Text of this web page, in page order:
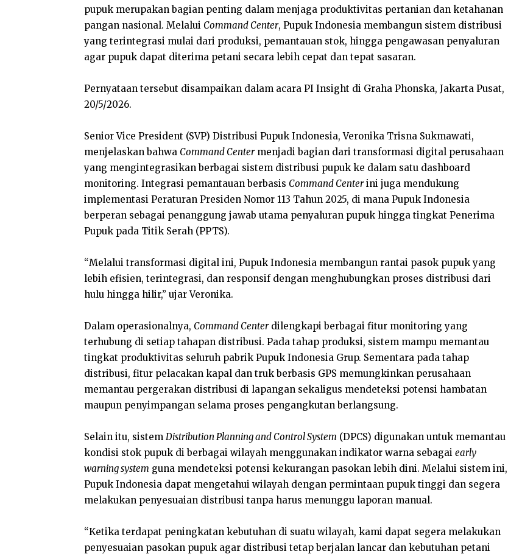
pupuk merupakan bagian penting dalam menjaga produktivitas pertanian dan ketahanan
pangan nasional. Melalui Command Center, Pupuk Indonesia membangun sistem distribusi
yang terintegrasi mulai dari produksi, pemantauan stok, hingga pengawasan penyaluran
agar pupuk dapat diterima petani secara lebih cepat dan tepat sasaran.
Pernyataan tersebut disampaikan dalam acara PI Insight di Graha Phonska, Jakarta Pusat,
20/5/2026.
Senior Vice President (SVP) Distribusi Pupuk Indonesia, Veronika Trisna Sukmawati,
menjelaskan bahwa Command Centermenjadi bagian dari transformasi digital perusahaan
yang mengintegrasikan berbagai sistem distribusi pupuk ke dalam satu dashboard
monitoring. Integrasi pemantauan berbasis Command Centerini juga mendukung
implementasi Peraturan Presiden Nomor 113 Tahun 2025, di mana Pupuk Indonesia
berperan sebagai penanggung jawab utama penyaluran pupuk hingga tingkat Penerima
Pupuk pada Titik Serah (PPTS).
“Melalui transformasi digital ini, Pupuk Indonesia membangun rantai pasok pupuk yang
lebih efisien, terintegrasi, dan responsif dengan menghubungkan proses distribusi dari
hulu hingga hilir,” ujar Veronika.
Dalam operasionalnya, Command Centerdilengkapi berbagai fitur monitoring yang
terhubung di setiap tahapan distribusi. Pada tahap produksi, sistem mampu memantau
tingkat produktivitas seluruh pabrik Pupuk Indonesia Grup. Sementara pada tahap
distribusi, fitur pelacakan kapal dan truk berbasis GPS memungkinkan perusahaan
memantau pergerakan distribusi di lapangan sekaligus mendeteksi potensi hambatan
maupun penyimpangan selama proses pengangkutan berlangsung.
Selain itu, sistem Distribution Planning and Control System (DPCS) digunakan untuk memantau
kondisi stok pupuk di berbagai wilayah menggunakan indikator warna sebagai early
warning system guna mendeteksi potensi kekurangan pasokan lebih dini. Melalui sistem ini,
Pupuk Indonesia dapat mengetahui wilayah dengan permintaan pupuk tinggi dan segera
melakukan penyesuaian distribusi tanpa harus menunggu laporan manual.
“Ketika terdapat peningkatan kebutuhan di suatu wilayah, kami dapat segera melakukan
penyesuaian pasokan pupuk agar distribusi tetap berjalan lancar dan kebutuhan petani